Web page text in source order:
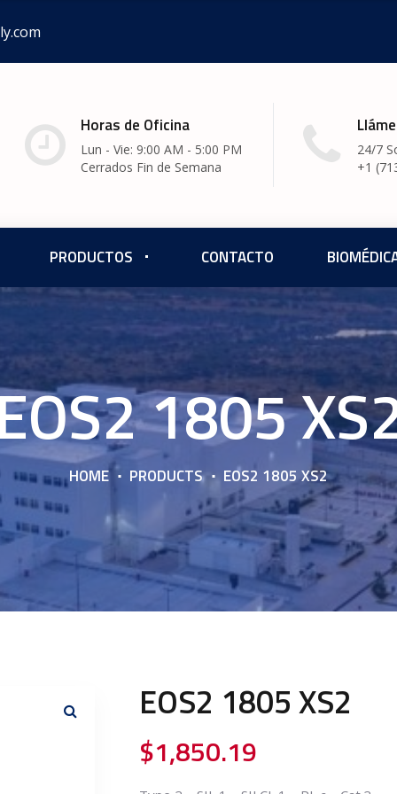
Horas de Oficina
Lun - Vie: 9:00 AM - 5:00 PM
Cerrados Fin de Semana
24/7
+1
PRODUCTOS CONTACTO
1805
HOME PRODUCTS EOS2 1805 XS2
EOS2 1805 XS2
$1,850.19